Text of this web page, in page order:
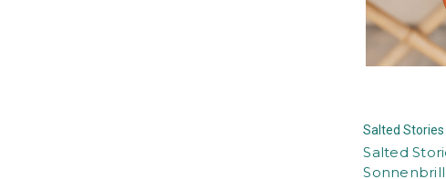
Salted Stories
Salted